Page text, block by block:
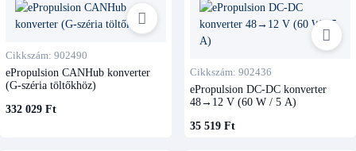
Cikkszám: 902490
ePropulsion CANHub konverter
(G-széria töltőkhöz)
332 029 Ft
Cikkszám: 902436
ePropulsion DC-DC konverter
48→12 V (60 W / 5 A)
35 519 Ft